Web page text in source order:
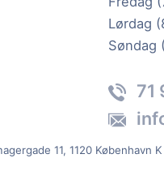
Lørdag
Søndag
71
11, 1120 København K